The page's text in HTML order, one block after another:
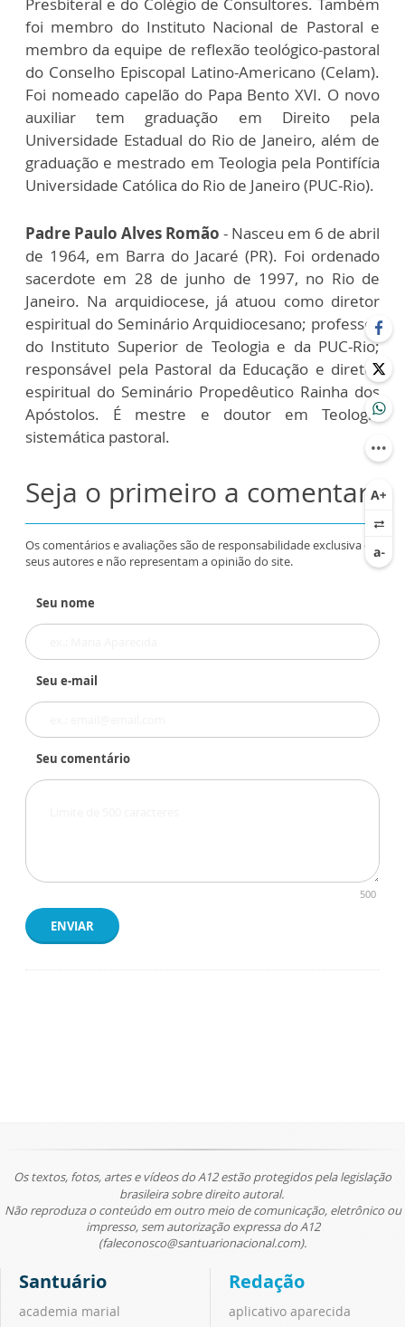
Presbiteral e do Colégio de Consultores. Também
foi membro do Instituto Nacional de Pastoral e
membro da equipe de reflexão teológico-pastoral
do Conselho Episcopal Latino-Americano (Celam).
Foi nomeado capelão do Papa Bento XVI. O novo
auxiliar tem graduação em Direito pela
Universidade Estadual do Rio de Janeiro, além de
graduação e mestrado em Teologia pela Pontifícia
Universidade Católica do Rio de Janeiro (PUC-Rio).
Padre Paulo Alves Romão - Nasceu em 6 de abril
de 1964, em Barra do Jacaré (PR). Foi ordenado
sacerdote em 28 de junho de 1997, no Rio de
Janeiro. Na arquidiocese, já atuou como diretor
espiritual do Seminário Arquidiocesano; professor
do Instituto Superior de Teologia e da PUC-Rio;
responsável pela Pastoral da Educação e diretor
espiritual do Seminário Propedêutico Rainha dos
Apóstolos. É mestre e doutor em Teologia
sistemática pastoral.
Seja o primeiro a comentar
Os comentários e avaliações são de responsabilidade exclusiva de
seus autores e não representam a opinião do site.
Seu nome
Seu e-mail
Seu comentário
500
ENVIAR
Os textos, fotos, artes e vídeos do A12 estão protegidos pela legislação
brasileira sobre direito autoral.
Não reproduza o conteúdo em outro meio de comunicação, eletrônico ou
impresso, sem autorização expressa do A12
(faleconosco@santuarionacional.com).
Santuário
academia marial
Redação
aplicativo aparecida